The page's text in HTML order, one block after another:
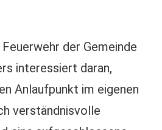
der Gemeinde
interessiert daran,
Anlaufpunkt im eigenen
verständnisvolle